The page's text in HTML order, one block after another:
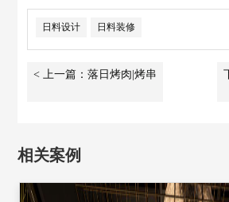
日料设计 日料装修
< 上一篇：落日烤肉|烤串
相关案例